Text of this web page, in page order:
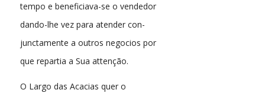
tempo e beneficiava-se o vendedor
dando-lhe vez para atender con-
junctamente a outros negocios por
que repartia a Sua attenção.
O Largo das Acacias quer o